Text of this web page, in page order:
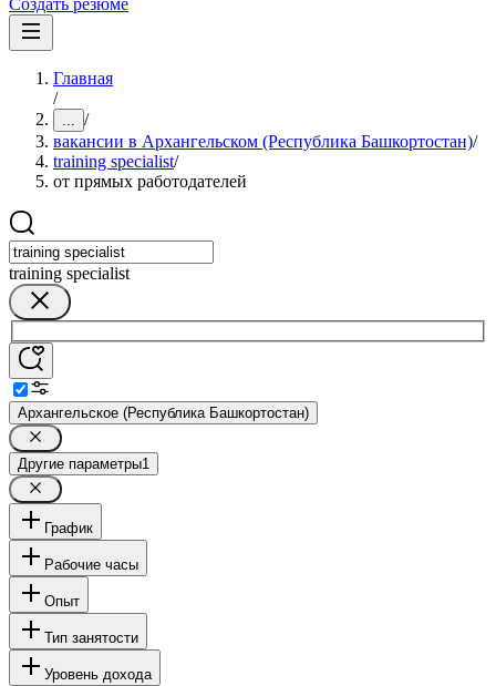
Создать резюме
Главная
/
... /
вакансии в Архангельском (Республика Башкортостан)/
training specialist/
от прямых работодателей
training specialist
Архангельское (Республика Башкортостан)
Другие параметры1
График
Рабочие часы
Опыт
Тип занятости
Уровень дохода